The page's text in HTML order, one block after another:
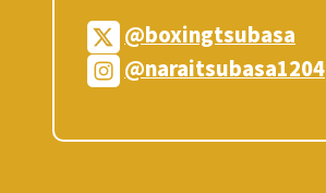
@boxingtsubasa
@naraitsubasa1204